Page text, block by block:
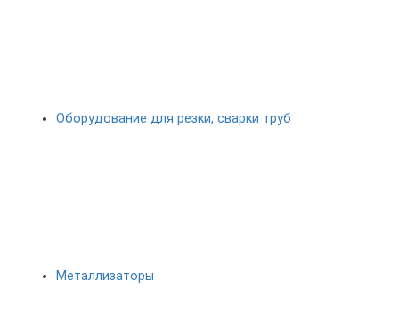
Оборудование для резки, сварки труб
Металлизаторы